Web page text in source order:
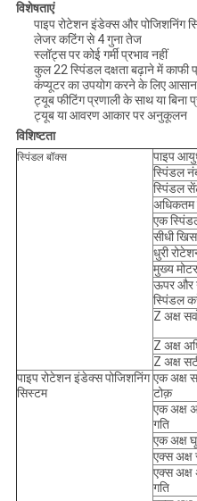
विशेषताएं
पाइप रोटेशन इंडेक्स और पोजिशनिंग
लेजर कटिंग से 4 गुना तेज
स्लॉट्स पर कोई गर्मी प्रभाव नहीं
कुल 22 स्पिंडल दक्षता बढ़ाने में काफी
कंप्यूटर का उपयोग करने के लिए आसान
ट्यूब फीटिंग प्रणाली के साथ या बिना
ट्यूब या आवरण आकार पर अनुकूलन
विशिष्टता
स्पिंडल बॉक्स पाइप
स्पिंडल
स्पिंडल
अधिकतम
एक
सीधी
धुरी
मुख्य
ऊपर और
स्पिंडल
Z अक्ष
Z अक्ष
Z अक्ष
पाइप रोटेशन इंडेक्स पोजिशनिंग
सिस्टम
एक अक्ष
टोक़
एक अक्ष
गति
एक अक्ष
एक्स अक्ष
एक्स अक्ष
गति